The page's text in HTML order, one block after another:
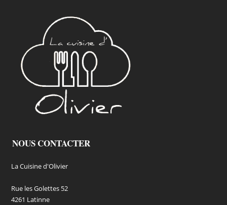
NOUS CONTACTER
La Cuisine d'Olivier
Rue les Golettes 52
4261 Latinne